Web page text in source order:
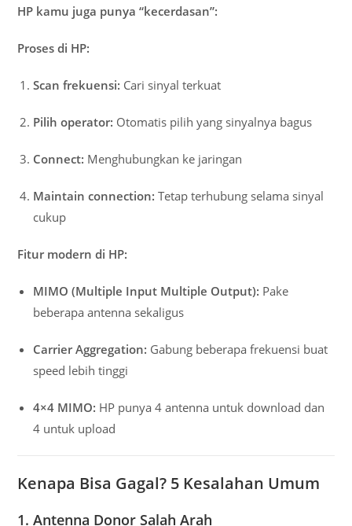
HP kamu juga punya “kecerdasan”:
Proses di HP:
Scan frekuensi: Cari sinyal terkuat
Pilih operator: Otomatis pilih yang sinyalnya bagus
Connect: Menghubungkan ke jaringan
Maintain connection: Tetap terhubung selama sinyal
cukup
Fitur modern di HP:
MIMO (Multiple Input Multiple Output): Pake
beberapa antenna sekaligus
Carrier Aggregation: Gabung beberapa frekuensi buat
speed lebih tinggi
4×4 MIMO: HP punya 4 antenna untuk download dan
4 untuk upload
Kenapa Bisa Gagal? 5 Kesalahan Umum
1. Antenna Donor Salah Arah